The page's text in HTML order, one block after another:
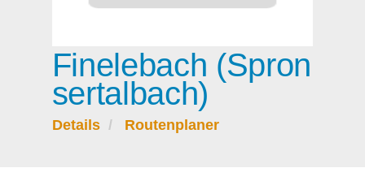
Finelebach (Spron
sertalbach)
Details Routenplaner